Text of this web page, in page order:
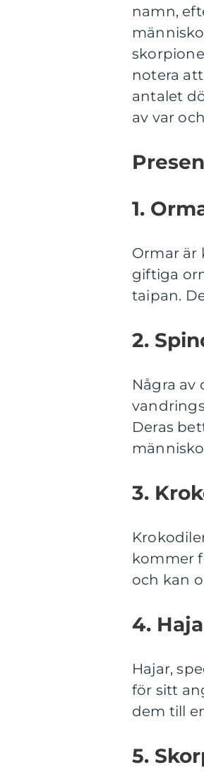
namn,
notera
antalet
av var
1.
Ormar är
giftiga
taipan.
2.
Några av
Deras
3.
kommer
och kan
4.
Hajar,
för sitt
dem till
5.